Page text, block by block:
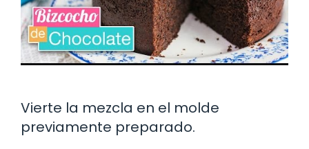
Vierte la mezcla en el molde
previamente preparado.